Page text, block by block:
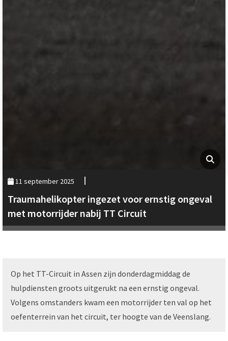
11 september 2025
Traumahelikopter ingezet voor ernstig ongeval
met motorrijder nabij TT Circuit
Op het TT-Circuit in Assen zijn donderdagmiddag de
hulpdiensten groots uitgerukt na een ernstig ongeval.
Volgens omstanders kwam een motorrijder ten val op het
oefenterrein van het circuit, ter hoogte van de Veenslang.